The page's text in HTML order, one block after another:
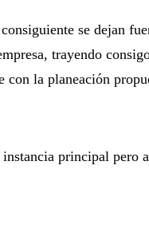
se dejan
trayendo
con la planeación
principal pero